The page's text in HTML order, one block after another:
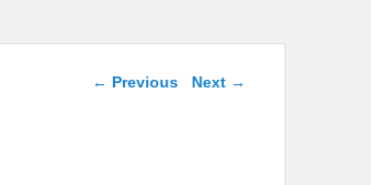
Post navigation
← Previous Next →